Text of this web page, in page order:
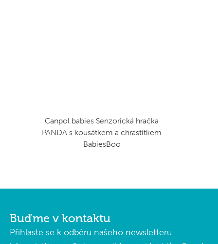
Canpol babies Senzorická hračka
PANDA s kousátkem a chrastítkem
BabiesBoo
Buďme v kontaktu
Přihlaste se k odběru našeho newsletteru